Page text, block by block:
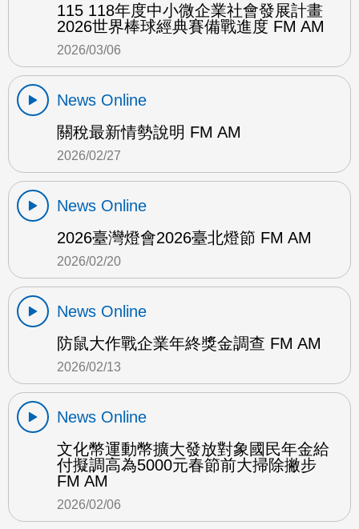
115 118年度中小微企業社會發展計畫
2026世界棒球經典賽備戰進度 FM AM
2026/03/06
News Online
關稅最新情勢說明 FM AM
2026/02/27
News Online
2026臺灣燈會2026臺北燈節 FM AM
2026/02/20
News Online
防鼠大作戰企業年終獎金調查 FM AM
2026/02/13
News Online
文化幣運動幣擴大發放對象國民年金給
付擬調高為5000元春節前大掃除撇步
FM AM
2026/02/06